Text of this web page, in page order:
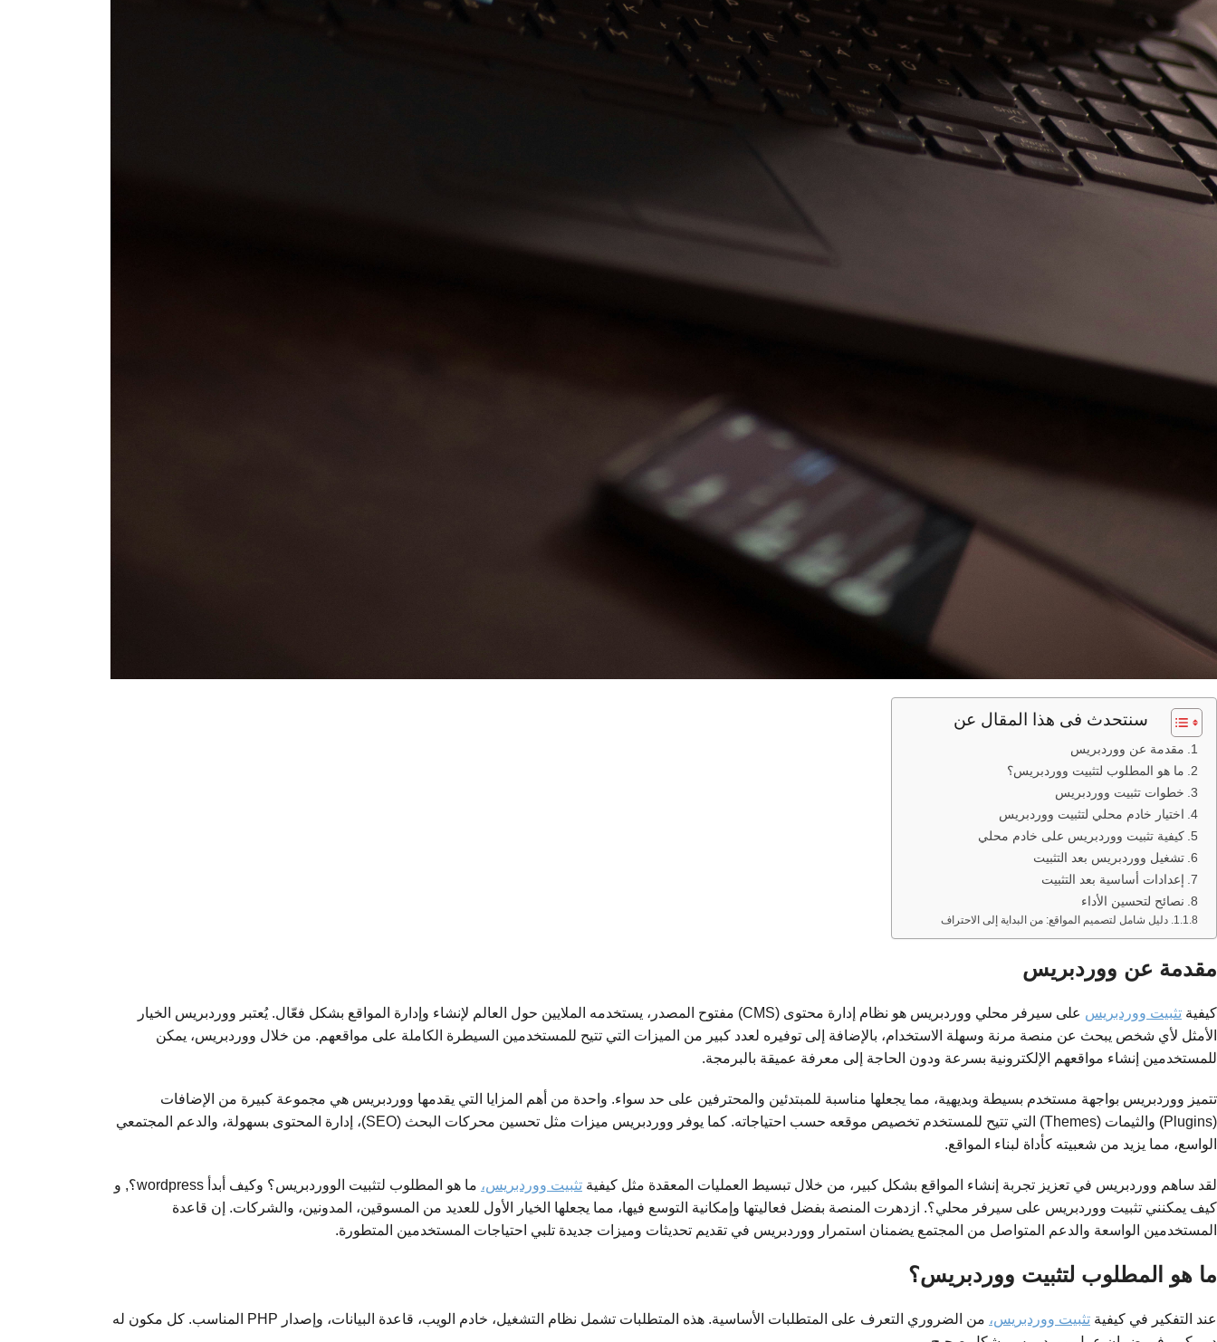
سنتحدث فى هذا المقال عن
مقدمة عن ووردبريس
ما هو المطلوب لتثبيت ووردبريس؟
خطوات تثبيت ووردبريس
اختيار خادم محلي لتثبيت ووردبريس
كيفية تثبيت ووردبريس على خادم محلي
تشغيل ووردبريس بعد التثبيت
إعدادات أساسية بعد التثبيت
نصائح لتحسين الأداء
دليل شامل لتصميم المواقع: من البداية إلى الاحتراف
مقدمة عن ووردبريس
كيفية تثبيت ووردبريس
على سيرفر محلي ووردبريس هو نظام إدارة محتوى (CMS) مفتوح المصدر، يستخدمه الملايين حول العالم لإنشاء وإدارة المواقع بشكل فعّال. يُعتبر ووردبريس الخيار
الأمثل لأي شخص يبحث عن منصة مرنة وسهلة الاستخدام، بالإضافة إلى توفيره لعدد كبير من الميزات التي تتيح للمستخدمين السيطرة الكاملة على مواقعهم. من خلال ووردبريس، يمكن
للمستخدمين إنشاء مواقعهم الإلكترونية بسرعة ودون الحاجة إلى معرفة عميقة بالبرمجة.
تتميز ووردبريس بواجهة مستخدم بسيطة وبديهية، مما يجعلها مناسبة للمبتدئين والمحترفين على حد سواء. واحدة من أهم المزايا التي يقدمها ووردبريس هي مجموعة كبيرة من الإضافات
(Plugins) والثيمات (Themes) التي تتيح للمستخدم تخصيص موقعه حسب احتياجاته. كما يوفر ووردبريس ميزات مثل تحسين محركات البحث (SEO)، إدارة المحتوى بسهولة، والدعم المجتمعي
الواسع، مما يزيد من شعبيته كأداة لبناء المواقع.
لقد ساهم ووردبريس في تعزيز تجربة إنشاء المواقع بشكل كبير، من خلال تبسيط العمليات المعقدة مثل كيفية تثبيت ووردبريس،
ما هو المطلوب لتثبيت الووردبريس؟ وكيف أبدأ wordpress؟, و
كيف يمكنني تثبيت ووردبريس على سيرفر محلي؟. ازدهرت المنصة بفضل فعاليتها وإمكانية التوسع فيها، مما يجعلها الخيار الأول للعديد من المسوقين، المدونين، والشركات. إن قاعدة
المستخدمين الواسعة والدعم المتواصل من المجتمع يضمنان استمرار ووردبريس في تقديم تحديثات وميزات جديدة تلبي احتياجات المستخدمين المتطورة.
ما هو المطلوب لتثبيت ووردبريس؟
عند التفكير في كيفية تثبيت ووردبريس،
من الضروري التعرف على المتطلبات الأساسية. هذه المتطلبات تشمل نظام التشغيل، خادم الويب، قاعدة البيانات، وإصدار PHP المناسب. كل مكون له